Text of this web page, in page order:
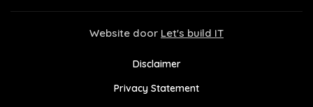
Website door Let's build IT
Disclaimer
Privacy Statement